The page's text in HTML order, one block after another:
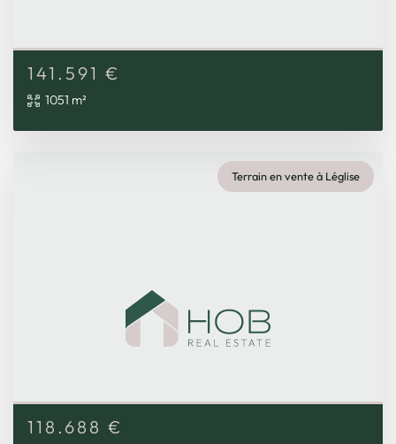
141.591 €
1051 m²
Terrain en vente à Léglise
118.688 €